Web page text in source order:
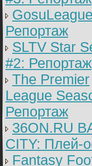
Репортаж
SLTV Star
#2: Репортаж
The Premier
League
Репортаж
36ON.RU
CITY: Плей-
Fantasy